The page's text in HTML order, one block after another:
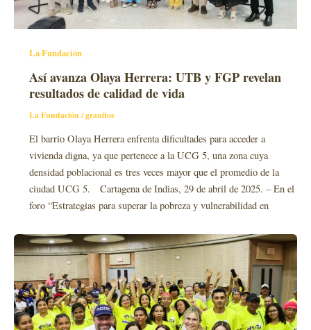
La Fundación
Así avanza Olaya Herrera: UTB y FGP revelan
resultados de calidad de vida
La Fundación/granitos
El barrio Olaya Herrera enfrenta dificultades para acceder a
vivienda digna, ya que pertenece a la UCG 5, una zona cuya
densidad poblacional es tres veces mayor que el promedio de la
ciudad UCG 5. Cartagena de Indias, 29 de abril de 2025. – En el
foro “Estrategias para superar la pobreza y vulnerabilidad en